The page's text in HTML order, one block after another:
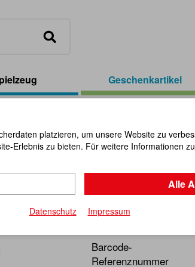
Geschenkartikel
Solar-
Artikel-Nr.:110815
Bei Lichteinwirkung
Barcode-
Referenznummer
platzieren, um unsere Website zu
Erlebnis zu bieten. Für weitere Informationen
Alle
Datenschutz Impressum